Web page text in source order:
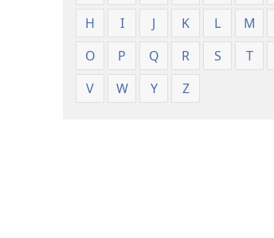
H
I J K L M
O
P Q R S T
V
W Y Z